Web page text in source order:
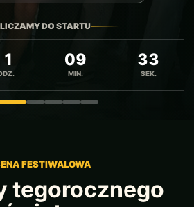
DO STARTU
09
MIN.
31
SEK.
1
Zdjęcie 2Zdjęcie 3Zdjęcie 4
Zdjęcie 5Zdjęcie 6
FESTIWALOWA
tegorocznego